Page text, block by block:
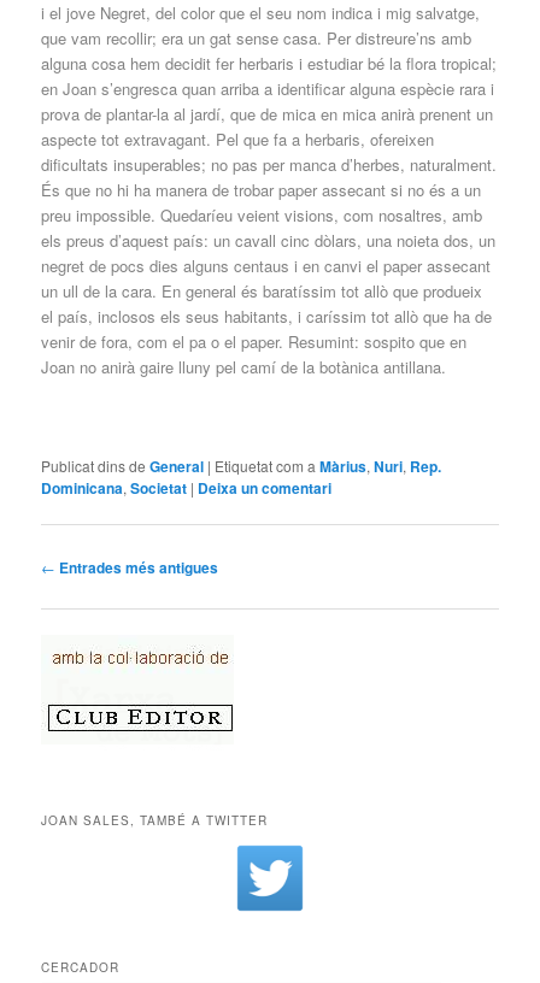
i el jove Negret, del color que el seu nom indica i mig salvatge,
que vam recollir; era un gat sense casa. Per distreure’ns amb
alguna cosa hem decidit fer herbaris i estudiar bé la flora tropical;
en Joan s’engresca quan arriba a identificar alguna espècie rara i
prova de plantar-la al jardí, que de mica en mica anirà prenent un
aspecte tot extravagant. Pel que fa a herbaris, ofereixen
dificultats insuperables; no pas per manca d’herbes, naturalment.
És que no hi ha manera de trobar paper assecant si no és a un
preu impossible. Quedaríeu veient visions, com nosaltres, amb
els preus d’aquest país: un cavall cinc dòlars, una noieta dos, un
negret de pocs dies alguns centaus i en canvi el paper assecant
un ull de la cara. En general és baratíssim tot allò que produeix
el país, inclosos els seus habitants, i caríssim tot allò que ha de
venir de fora, com el pa o el paper. Resumint: sospito que en
Joan no anirà gaire lluny pel camí de la botànica antillana.
Publicat dins de General | Etiquetat com a Màrius,Nuri, Rep.
Dominicana,Societat | Deixa un comentari
Navegació per les entrades
← Entrades més antigues
JOAN SALES, TAMBÉ A TWITTER
CERCADOR